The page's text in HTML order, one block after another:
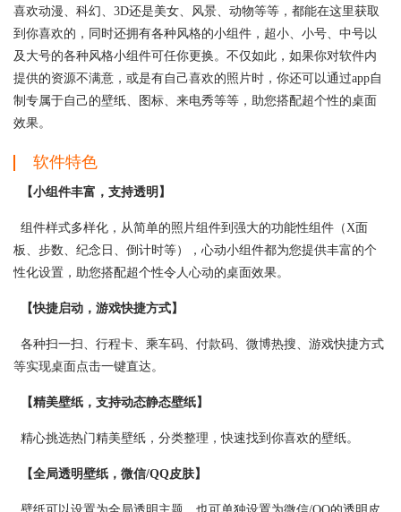
喜欢动漫、科幻、3D还是美女、风景、动物等等，都能在这里获取
到你喜欢的，同时还拥有各种风格的小组件，超小、小号、中号以
及大号的各种风格小组件可任你更换。不仅如此，如果你对软件内
提供的资源不满意，或是有自己喜欢的照片时，你还可以通过app自
制专属于自己的壁纸、图标、来电秀等等，助您搭配超个性的桌面
效果。
软件特色
【小组件丰富，支持透明】
组件样式多样化，从简单的照片组件到强大的功能性组件（X面
板、步数、纪念日、倒计时等），心动小组件都为您提供丰富的个
性化设置，助您搭配超个性令人心动的桌面效果。
【快捷启动，游戏快捷方式】
各种扫一扫、行程卡、乘车码、付款码、微博热搜、游戏快捷方式
等实现桌面点击一键直达。
【精美壁纸，支持动态静态壁纸】
精心挑选热门精美壁纸，分类整理，快速找到你喜欢的壁纸。
【全局透明壁纸，微信/QQ皮肤】